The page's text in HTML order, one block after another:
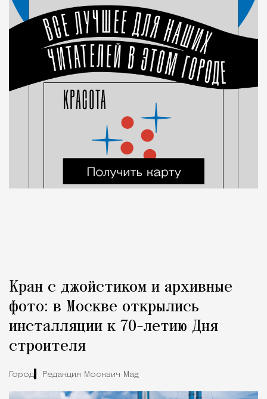
Кран с джойстиком и архивные
фото: в Москве открылись
инсталляции к 70-летию Дня
строителя
Город Редакция Москвич Mag